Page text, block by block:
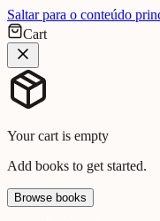
Saltar para o conteúdo
Cart
Your cart is empty
Add books to get started.
Browse books